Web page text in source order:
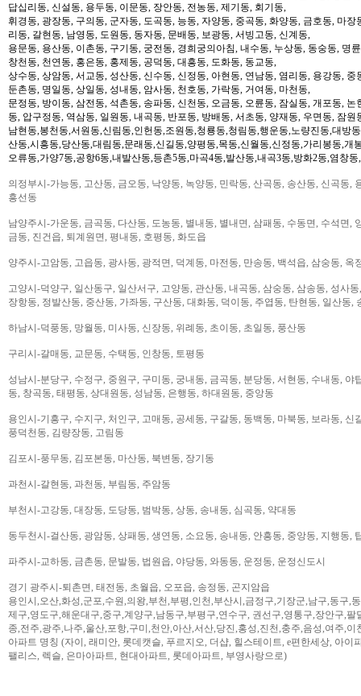
답십리동, 신설동, 용두동, 이문동, 장안동, 전농동, 제기동, 회기동,
휘경동, 광장동, 구의동, 군자동, 도곡동, 능동, 자양동, 중곡동, 화양동, 금호동, 마
리동, 갈현동, 남영동, 도원동, 동자동, 문배동, 보광동, 서빙고동, 신계동,
용문동, 용산동, 이촌동, 구기동, 궁전동, 경희궁의아침, 내수동, 누상동, 동숭동, 명
창천동, 천연동, 홍은동, 홍제동, 공덕동, 대흥동, 도화동, 동교동,
상수동, 상암동, 서교동, 성산동, 신수동, 신정동, 아현동, 연남동, 염리동, 용강동,
둔촌동, 명일동, 상일동, 성내동, 암사동, 천호동, 가락동, 거여동, 마천동,
문정동, 방이동, 삼전동, 석촌동, 송파동, 신천동, 오금동, 오륜동, 잠실동, 개포동,
동, 압구정동, 역삼동, 일원동, 내곡동, 반포동, 방배동, 서초동, 양재동, 우면동, 잠원
남현동,봉천동,서원동,신림동,인헌동,조원동,청룡동,청림동,행운동,노량진동,대방
산동,시흥동,당산동,대림동,문래동,신길동,양평동,목동,신월동,신정동,가리봉동,개
오류동,가양7동,공항6동,내발산동,등촌5동,마곡4동,발산동,내곡3동,방화2동,염창동
의정부시-가능동, 고산동, 금오동, 낙양동, 녹양동, 민락동, 산곡동, 송산동, 신곡동,
흥선동
남양주시-가운동, 금곡동, 다산동, 도농동, 별내동, 별내면, 삼패동, 수동면, 수석면,
금동, 진건읍, 퇴계원면, 평내동, 호평동, 화도읍
양주시-고암동, 고읍동, 광사동, 광적면, 덕계동, 마전동, 만송동, 백석읍, 삼숭동, 옥
고양시-덕양구, 일산동구, 일산서구, 고양동, 관산동, 내곡동, 삼숭동, 삼송동, 성사
장항동, 정발산동, 중산동, 가좌동, 구산동, 대화동, 덕이동, 주엽동, 탄현동, 일산동,
하남시-덕풍동, 망월동, 미사동, 신장동, 위례동, 초이동, 초일동, 풍산동
구리시-갈매동, 교문동, 수택동, 인창동, 토평동
성남시-분당구, 수정구, 중원구, 구미동, 궁내동, 금곡동, 분당동, 서현동, 수내동,
동, 창곡동, 태평동, 상대원동, 성남동, 은행동, 하대원동, 중앙동
용인시-기흥구, 수지구, 처인구, 고매동, 공세동, 구갈동, 동백동, 마북동, 보라동,
풍덕천동, 김량장동, 고림동
김포시-풍무동, 김포본동, 마산동, 북변동, 장기동
과천시-갈현동, 과천동, 부림동, 주암동
부천시-고강동, 대장동, 도당동, 범박동, 상동, 송내동, 심곡동, 약대동
동두천시-걸산동, 광암동, 상패동, 생연동, 소요동, 송내동, 안흥동, 중앙동, 지행동,
파주시-교하동, 금촌동, 문발동, 법원읍, 야당동, 와동동, 운정동, 운정신도시
경기 광주시-퇴촌면, 태전동, 초월읍, 오포읍, 송정동, 곤지암읍
용인시,오산,화성,군포,수원,의왕,부천,부평,인천,부산시,금정구,기장군,남구,동구,
제구,영도구,해운대구,중구,계양구,남동구,부평구,연수구, 권선구,영통구,장안구,
종,전주,광주,나주,울산,포항,구미,천안,아산,서산,당진,홍성,진천,충주,음성,여주,이
아파트 명칭 (자이, 래미안, 롯데캣슬, 푸르지오, 더샵, 힐스테이트, e편한세상, 아이
팰리스, 렉슬, 은마아파트, 현대아파트, 롯데아파트, 부영사랑으로)